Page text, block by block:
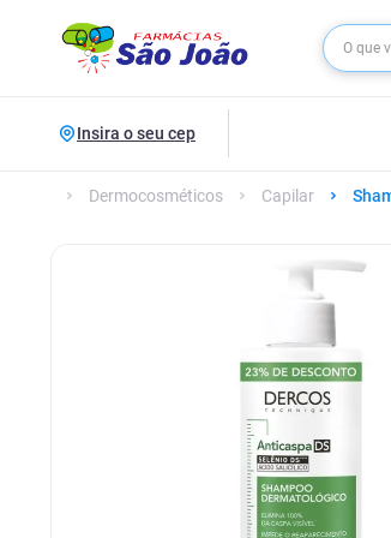
Insira o seu cep
Dermocosméticos Capilar